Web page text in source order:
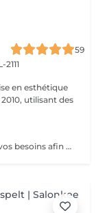
59
en esthétique
utilisant des
Cette première consultation sert à évaluer vos besoins afin de vous guider vers les soins sur mesure qui répondront au mieux. À cette occasion, toutes les informations nécessaires, telles que les contre-indications, les résultats attendus et autres détails importants, vous seront fournies pour assurer une prise en charge optimale et vous garantir un suivi personnalisé.